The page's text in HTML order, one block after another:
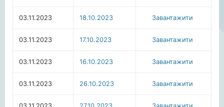
03.11.2023 18.10.2023 Завантажити
03.11.2023 17.10.2023 Завантажити
03.11.2023 16.10.2023 Завантажити
03.11.2023 26.10.2023 Завантажити